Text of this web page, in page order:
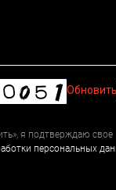
Обновить
я подтверждаю свое
персональных